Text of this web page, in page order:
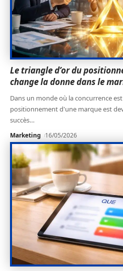
Le triangle d’or du
change la donne dans le
Dans un monde où la concurrence
positionnement d'une marque est
succès…
Marketing 16/05/2026